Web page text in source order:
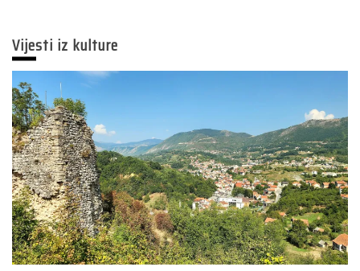
Vijesti iz kulture